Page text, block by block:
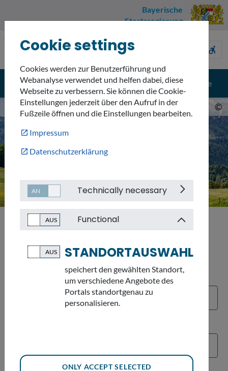
Bayerische
Staatsregierung
Umweltnavigator
accessible_forward
Menü search Suche
©
Anmelden
Sähköpostiosoite
Cookie settings
Cookies werden zur Benutzerführung und
Webanalyse verwendet und helfen dabei, diese
Webseite zu verbessern. Sie können die Cookie-
Einstellungen jederzeit über den Aufruf in der
Fußzeile öffnen und die Einstellungen bearbeiten.
Impressum
Datenschutzerklärung
Technically necessary
Functional
STANDORTAUSWAHL
speichert den gewählten Standort,
um verschiedene Angebote des
Portals standortgenau zu
personalisieren.
ONLY ACCEPT SELECTED